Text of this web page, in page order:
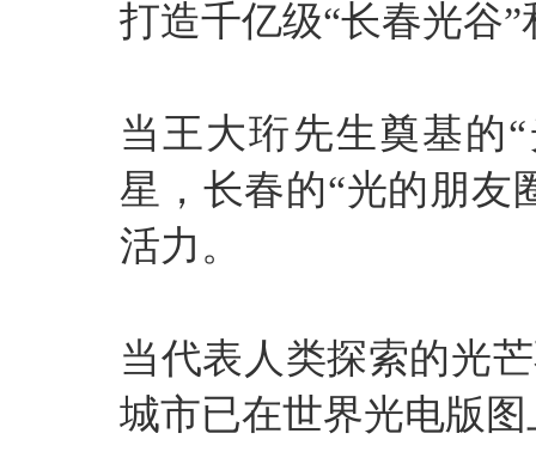
打造千亿级“长春光谷
当王大珩先生奠基的
星，长春的“光的朋友
活力。
当代表人类探索的光
城市已在世界光电版